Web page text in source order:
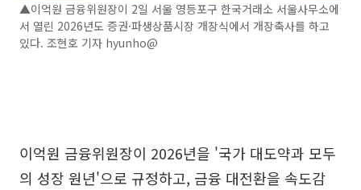
▲이억원 금융위원장이 2일 서울 영등포구 한국거래소 서울사무소에
서 열린 2026년도 증권·파생상품시장 개장식에서 개장축사를 하고
있다. 조현호 기자 hyunho@
이억원 금융위원장이 2026년을 '국가 대도약과 모두
의 성장 원년'으로 규정하고, 금융 대전환을 속도감